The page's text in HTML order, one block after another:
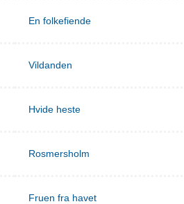
En folkefiende
Vildanden
Hvide heste
Rosmersholm
Fruen fra havet